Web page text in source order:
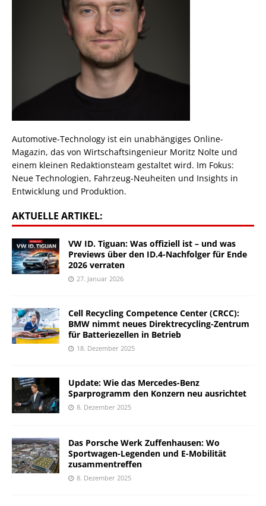
Automotive-Technology ist ein unabhängiges Online-
Magazin, das von Wirtschaftsingenieur Moritz Nolte und
einem kleinen Redaktionsteam gestaltet wird. Im Fokus:
Neue Technologien, Fahrzeug-Neuheiten und Insights in
Entwicklung und Produktion.
AKTUELLE ARTIKEL:
VW ID. Tiguan: Was offiziell ist – und was
Previews über den ID.4-Nachfolger für Ende
2026 verraten
27. Januar 2026
Cell Recycling Competence Center (CRCC):
BMW nimmt neues Direktrecycling-Zentrum
für Batteriezellen in Betrieb
18. Dezember 2025
Update: Wie das Mercedes-Benz
Sparprogramm den Konzern neu ausrichtet
8. Dezember 2025
Das Porsche Werk Zuffenhausen: Wo
Sportwagen-Legenden und E-Mobilität
zusammentreffen
8. Dezember 2025